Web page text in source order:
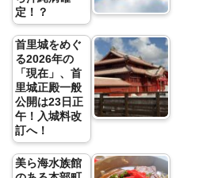
定！？
首里城をめぐ
る2026年の
「現在」、首
里城正殿一般
公開は23日正
午！入城料改
訂へ！
美ら海水族館